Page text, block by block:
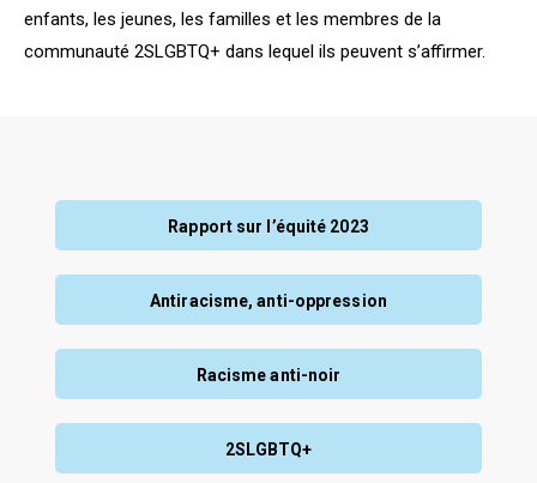
Rapport sur l’équité 2023
Antiracisme, anti-oppression
Racisme anti-noir
2SLGBTQ+
enfants, les jeunes, les familles et les membres de la
communauté 2SLGBTQ+ dans lequel ils peuvent s’affirmer.